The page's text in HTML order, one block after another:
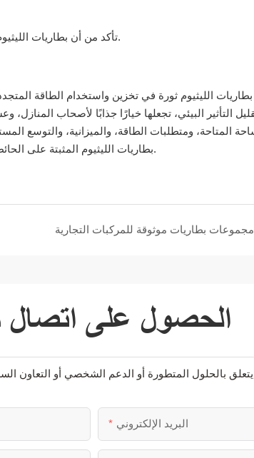
تأكد من أن بطاريات الليثيوم المختارة متوافقة مع نظام الطاقة المتجددة الحالي لديك لتحسين الأداء والكفاءة.
الليثيوم ثورة في تخزين واستخدام الطاقة
التأثير البيئي، تجعلها خيارًا جذابًا لأصحاب
المتاحة، ومتطلبات الطاقة، والميزانية، والتوسع
بطاريات الليثيوم المثبتة على الحائط أو المثبتة على الأرض. احتضن قوة بطاريات الليثيوم واحتضن مستقبلًا أكثر خضرة.
مجموعات بطاريات موثوقة للمركبات التجارية
الحصول على اتصال
البريد الإلكتروني